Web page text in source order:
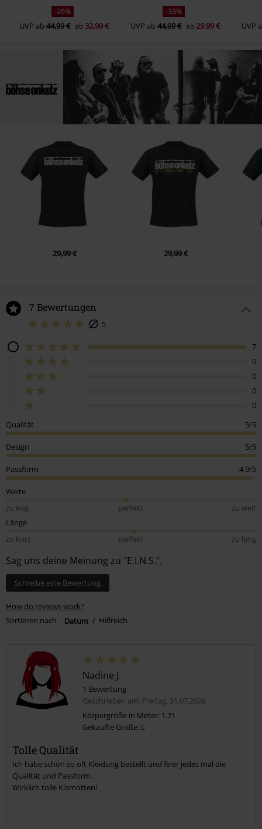
-26%
UVP ab44,99 € ab32,99 €
-33%
UVP ab44,99 € ab 29,99 € UVP
29,99 € 29,99 €
7 Bewertungen
5
7
0
0
0
0
Qualität
5/5
Design 5/5
Passform 4.9/5
Weite
zu eng
perfekt
zu weit
Länge
zu kurz
perfekt zu lang
Sag uns deine Meinung zu "E.I.N.S.".
Schreibe eine Bewertung
How do reviews work?
Sortieren nach
Datum Hilfreich
Nadine J.
1 Bewertung
Geschrieben am: Freitag, 31.07.2026
Körpergröße in Meter: 1.71
Gekaufte Größe: L
Tolle Qualität
Ich habe schon so oft Kleidung bestellt und feier jedes mal die
Qualität und Passform.
Wirklich tolle Klamotten!